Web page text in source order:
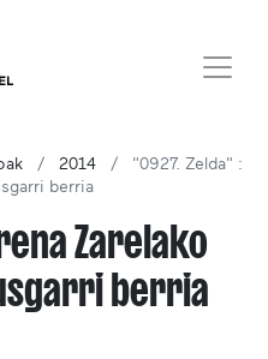
2014
"0927. Zelda" :
berria
Zarelako
berria